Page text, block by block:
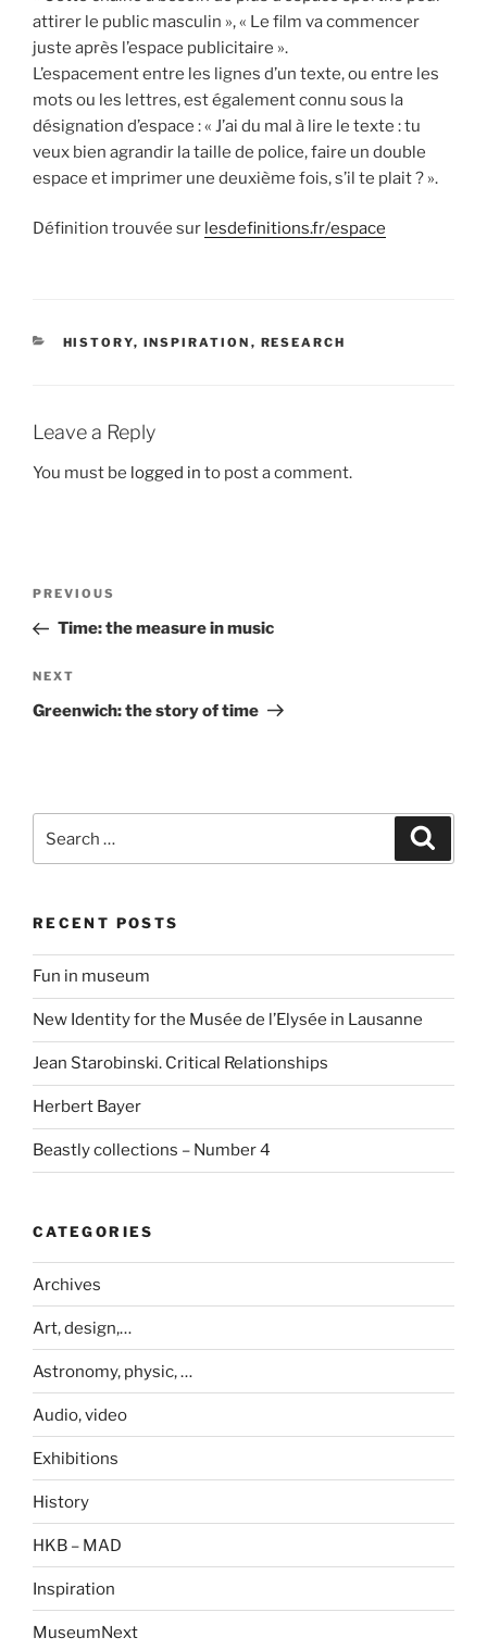
attirer le public masculin », « Le film va commencer
juste après l’espace publicitaire ».
L’espacement entre les lignes d’un texte, ou entre les
mots ou les lettres, est également connu sous la
désignation d’espace : « J’ai du mal à lire le texte : tu
veux bien agrandir la taille de police, faire un double
espace et imprimer une deuxième fois, s’il te plait ? ».
Définition trouvée sur lesdefinitions.fr/espace
CATEGORIES
HISTORY, INSPIRATION , RESEARCH
Leave a Reply
You must be logged in to post a comment.
Previous
Post
PREVIOUS
Time: the measure in music
Next
Post
NEXT
Greenwich: the story of time
for:
RECENT POSTS
Fun in museum
New Identity for the Musée de l’Elysée in Lausanne
Jean Starobinski. Critical Relationships
Herbert Bayer
Beastly collections – Number 4
CATEGORIES
Archives
Art, design,…
Astronomy, physic, …
Audio, video
Exhibitions
History
HKB – MAD
Inspiration
MuseumNext